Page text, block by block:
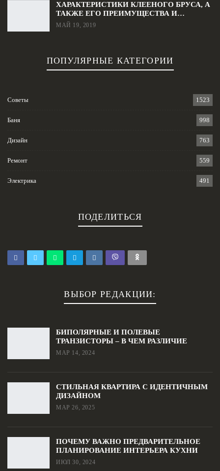
ХАРАКТЕРИСТИКИ КЛЕЕНОГО БРУСА, А
ТАКЖЕ ЕГО ПРЕИМУЩЕСТВА И…
МАЙ 19, 2019
ПОПУЛЯРНЫЕ КАТЕГОРИИ
Советы 1523
Баня 998
Дизайн 763
Ремонт 559
Электрика 491
ПОДЕЛИТЬСЯ
ВЫБОР РЕДАКЦИИ:
БИПОЛЯРНЫЕ И ПОЛЕВЫЕ
ТРАНЗИСТОРЫ – В ЧЕМ РАЗЛИЧИЕ
МАР 14, 2024
СТИЛЬНАЯ КВАРТИРА С ИДЕНТИЧНЫМ
ДИЗАЙНОМ
МАР 26, 2025
ПОЧЕМУ ВАЖНО ПРЕДВАРИТЕЛЬНОЕ
ПЛАНИРОВАНИЕ ИНТЕРЬЕРА КУХНИ
ИЮЛ 30, 2024